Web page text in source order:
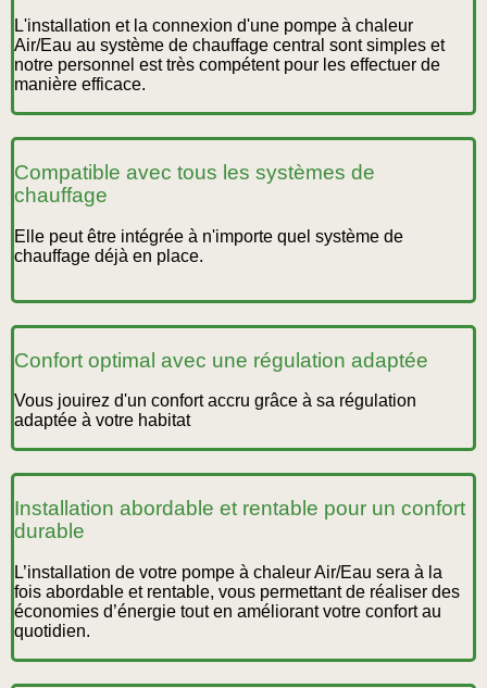
L'installation et la connexion d'une pompe à chaleur
Air/Eau au système de chauffage central sont simples et
notre personnel est très compétent pour les effectuer de
manière efficace.
Compatible avec tous les systèmes de
chauffage
Elle peut être intégrée à n'importe quel système de
chauffage déjà en place.
Confort optimal avec une régulation adaptée
Vous jouirez d'un confort accru grâce à sa régulation
adaptée à votre habitat
Installation abordable et rentable pour un confort
durable
L’installation de votre pompe à chaleur Air/Eau sera à la
fois abordable et rentable, vous permettant de réaliser des
économies d’énergie tout en améliorant votre confort au
quotidien.